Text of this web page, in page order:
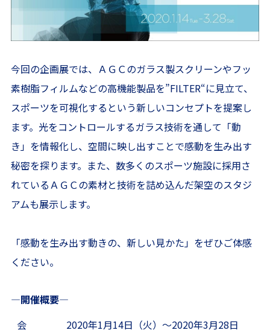
今回の企画展では、ＡＧＣのガラス製スクリーンやフッ
素樹脂フィルムなどの高機能製品を”FILTER“に見立て、
スポーツを可視化するという新しいコンセプトを提案し
ます。光をコントロールするガラス技術を通して「動
き」を情報化し、空間に映し出すことで感動を生み出す
秘密を探ります。また、数多くのスポーツ施設に採用さ
れているＡＧＣの素材と技術を詰め込んだ架空のスタジ
アムも展示します。
「感動を生み出す動きの、新しい見かた」をぜひご体感
ください。
―開催概要―
会
2020年1月14日（火）～2020年3月28日